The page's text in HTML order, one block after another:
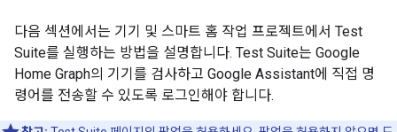
다음 섹션에서는 기기 및 스마트 홈 작업 프로젝트에서 Test
Suite를 실행하는 방법을 설명합니다. Test Suite는 Google
Home Graph의 기기를 검사하고 Google Assistant에 직접 명
령어를 전송할 수 있도록 로그인해야 합니다.